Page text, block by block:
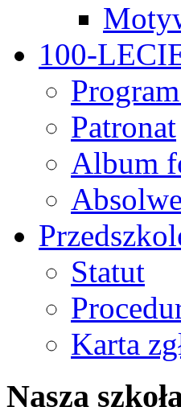
100-
Patronat
Album
Statut
Karta
Nasza